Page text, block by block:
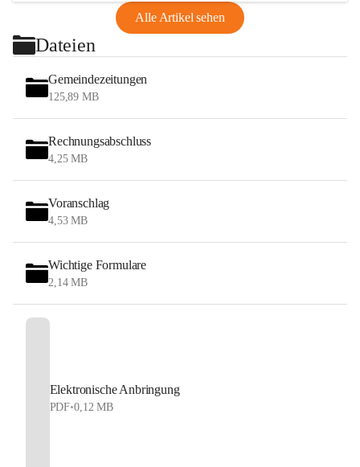
Alle Artikel sehen
Dateien
Gemeindezeitungen
125,89 MB
Rechnungsabschluss
4,25 MB
Voranschlag
4,53 MB
Wichtige Formulare
2,14 MB
Elektronische Anbringung
PDF•0,12 MB